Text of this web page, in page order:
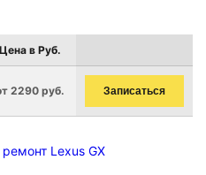
Цена в Руб.
2290 руб. Записаться
Lexus GX